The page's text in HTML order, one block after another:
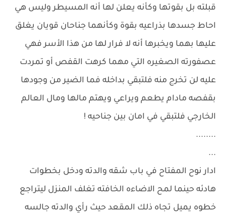
قبلته بل بقوتها وكأنه يعلن لها أنه المسيطر وليس هي
احاط جسدها بذراعيه بقوة وكأنهما جناحان قويان يغلق
عليها بهما ويخبرها أنه لا فرار لها من هذا الأسر فهي
عصفورته الصغيره التي مهما كرهت القفص أو تمردت
عليه لن تخرج منه فلتبقي بداخله فما الضير من وجودها
بقفصه مادام يطعم ويراعي ويهتم مالها ومال العالم
الخارجي فلتبقي في امان بين جناحيه !
........
...
ادار نوح المفتاح في باب شقه والدته ودخل بخطوات
هادئه حينما لمح الاضاءه الخافته تغلف المنزل ليتراجع
خطوه يميل تجاه ذلك المقعد حيث رأي والدته جالسه